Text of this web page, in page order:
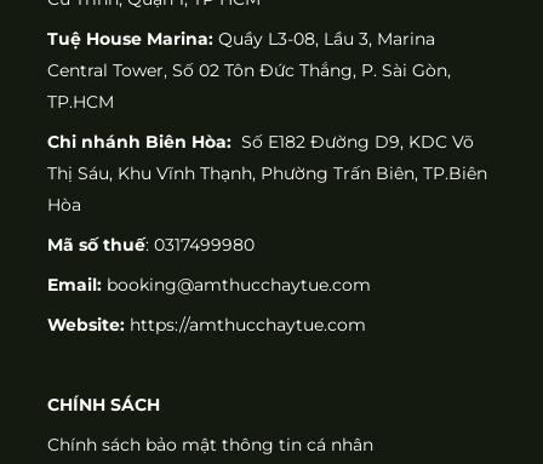
Tuệ House Marina: Quầy L3-08, Lầu 3, Marina
Central Tower, Số 02 Tôn Đức Thắng, P. Sài Gòn,
TP.HCM
Chi nhánh Biên Hòa: Số E182 Đường D9, KDC Võ
Thị Sáu, Khu Vĩnh Thạnh, Phường Trấn Biên, TP.Biên
Hòa
Mã số thuế: 0317499980
Email: booking@amthucchaytue.com
Website: https://amthucchaytue.com
CHÍNH SÁCH
Chính sách bảo mật thông tin cá nhân